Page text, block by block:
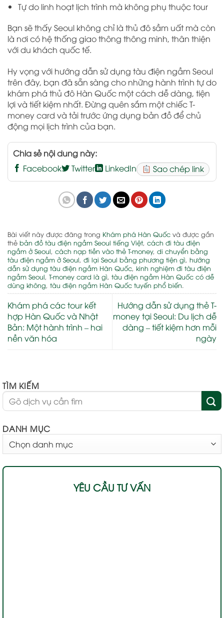
Tự do linh hoạt lịch trình mà không phụ thuộc tour
Bạn sẽ thấy Seoul không chỉ là thủ đô sầm uất mà còn
là nơi có hệ thống giao thông thông minh, thân thiện
với du khách quốc tế.
Hy vọng với hướng dẫn sử dụng tàu điện ngầm Seoul
trên đây, bạn đã sẵn sàng cho những hành trình tự do
khám phá thủ đô Hàn Quốc một cách dễ dàng, tiện
lợi và tiết kiệm nhất. Đừng quên sắm một chiếc T-
money card và tải trước ứng dụng bản đồ để chủ
động mọi lịch trình của bạn.
Chia sẻ nội dung này:
Facebook
Twitter LinkedIn Sao chép link
Bài viết này được đăng trong Khám phá Hàn Quốc và được gắn
thẻ bản đồ tàu điện ngầm Seoul tiếng Việt, cách đi tàu điện
ngầm ở Seoul cách nạp tiền vào thẻ T-money, di chuyển bằng
tàu điện ngầm ở Seoul đi lại Seoul bằng phương tiện gì hướng
dẫn sử dụng tàu điện ngầm Hàn Quốc kinh nghiệm đi tàu điện
ngầm Seoul T-money card là gì tàu điện ngầm Hàn Quốc có dễ
dùng không tàu điện ngầm Hàn Quốc tuyến phổ biến
Khám phá các tour kết
hợp Hàn Quốc và Nhật
Bản: Một hành trình – hai
nền văn hóa
Hướng dẫn sử dụng thẻ T-
money tại Seoul: Du lịch dễ
dàng – tiết kiệm hơn mỗi
ngày
TÌM KIẾM
DANH MỤC
MỤC
YÊU CẦU TƯ VẤN